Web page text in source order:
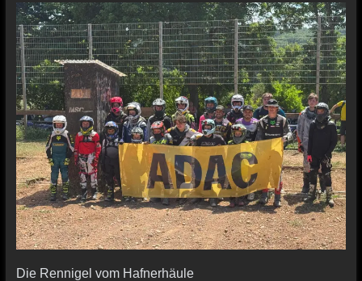
Die Rennigel vom Hafnerhäule